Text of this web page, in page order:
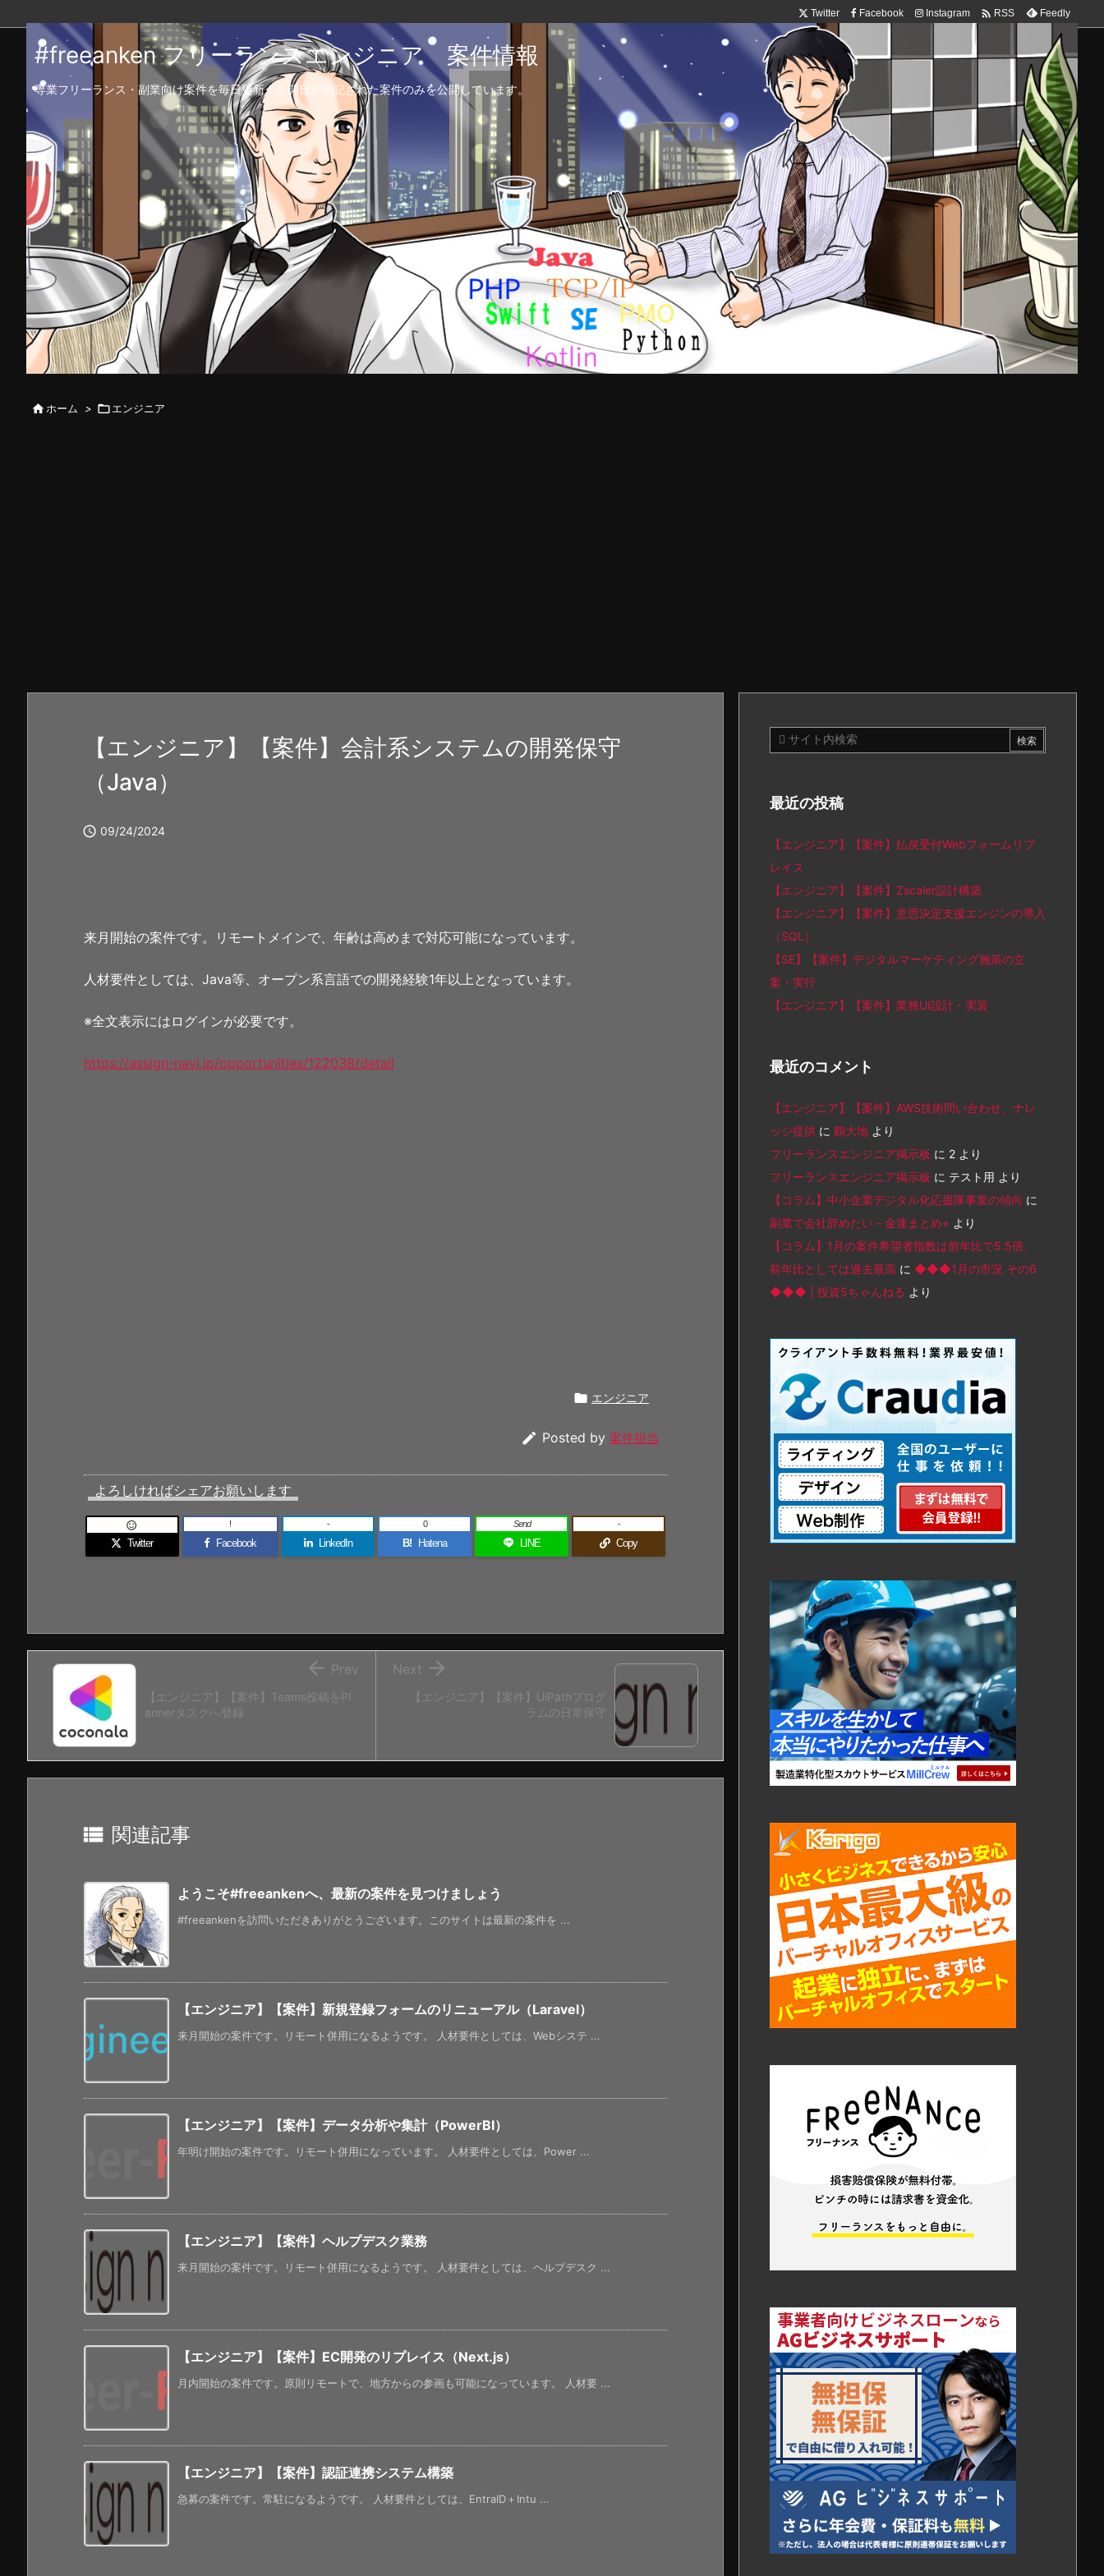
Twitter Facebook Instagram  RSS Feedly
#freeanken フリーランスエンジニア 案件情報
専業フリーランス・副業向け案件を毎日更新！公開日が明記された案件のみを公開しています。
 ホーム > エンジニア
【エンジニア】【案件】会計系システムの開発保守
（Java）
 09/24/2024
来月開始の案件です。リモートメインで、年齢は高めまで対応可能になっています。
人材要件としては、Java等、オープン系言語での開発経験1年以上となっています。
※全文表示にはログインが必要です。
https://assign-navi.jp/opportunities/122038/detail
 エンジニア
 Posted by 案件担当
よろしければシェアお願いします
Twitter

Facebook
!
LinkedIn
-
B! Hatena
0
LINE
Send
Copy
-
【エンジニア】【案件】UiPathプログ
ラムの日常保守

Next
【エンジニア】【案件】Teams投稿をPl
annerタスクへ登録
 Prev
 関連記事
ようこそ#freeankenへ、最新の案件を見つけましょう
#freeankenを訪問いただきありがとうございます。このサイトは最新の案件を ...
【エンジニア】【案件】新規登録フォームのリニューアル（Laravel）
来月開始の案件です。リモート併用になるようです。 人材要件としては、Webシステ ...
【エンジニア】【案件】データ分析や集計（PowerBI）
年明け開始の案件です。リモート併用になっています。 人材要件としては、Power ...
【エンジニア】【案件】ヘルプデスク業務
来月開始の案件です。リモート併用になるようです。 人材要件としては、ヘルプデスク ...
【エンジニア】【案件】EC開発のリプレイス（Next.js）
月内開始の案件です。原則リモートで、地方からの参画も可能になっています。 人材要 ...
【エンジニア】【案件】認証連携システム構築
急募の案件です。常駐になるようです。 人材要件としては、EntraID＋Intu ...
最近の投稿
【エンジニア】【案件】払戻受付Webフォームリプ
レイス
【エンジニア】【案件】Zscaler設計構築
【エンジニア】【案件】意思決定支援エンジンの導入
（SQL）
【SE】【案件】デジタルマーケティング施策の立
案・実行
【エンジニア】【案件】業務UI設計・実装
最近のコメント
【エンジニア】【案件】AWS技術問い合わせ、ナレ
ッジ提供 に 鶴大地 より
フリーランスエンジニア掲示板 に 2 より
フリーランスエンジニア掲示板 に テスト用 より
【コラム】中小企業デジタル化応援隊事業の傾向 に
副業で会社辞めたい - 金速まとめ+ より
【コラム】1月の案件希望者指数は前年比で5.5倍、
前年比としては過去最高 に ◆◆◆1月の市況 その6
◆◆◆ | 投資5ちゃんねる より